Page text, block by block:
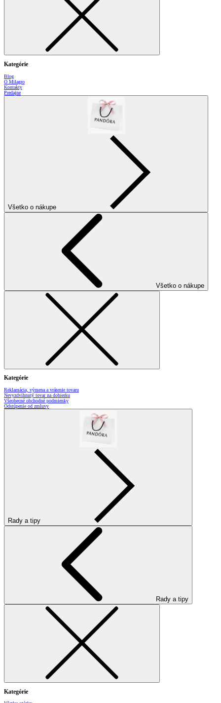
Kategórie
Blog
O Milagro
Kontakty
Predajne
Všetko o nákupe
Všetko o nákupe
Kategórie
Reklamácia, výmena a vrátenie tovaru
Nevyzdvihnutý tovar na dobierku
Všeobecné obchodné podmienky
Odstúpenie od zmluvy
Rady a tipy
Rady a tipy
Kategórie